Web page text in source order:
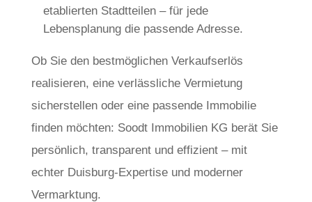
etablierten Stadtteilen – für jede
Lebensplanung die passende Adresse.
Ob Sie den bestmöglichen Verkaufserlös
realisieren, eine verlässliche Vermietung
sicherstellen oder eine passende Immobilie
finden möchten: Soodt Immobilien KG berät Sie
persönlich, transparent und effizient – mit
echter Duisburg-Expertise und moderner
Vermarktung.